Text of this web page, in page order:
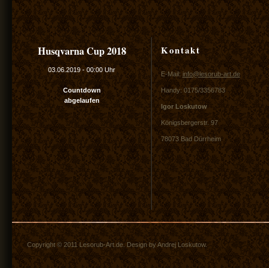
Husqvarna Cup 2018
03.06.2019 -00:00 Uhr
Countdown
abgelaufen
Kontakt
E-Mail: info@lesorub-art.de
Handy: 0175/3356783
Igor Loskutow
Königsbergerstr. 97
78073 Bad Dürrheim
Copyright © 2011 Lesorub-Art.de. Design by Andrej Loskutow.